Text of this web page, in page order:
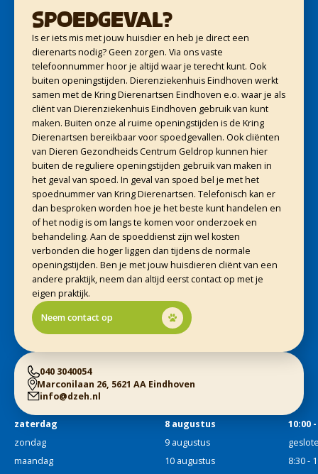
Spoedgeval?
Is er iets mis met jouw huisdier en heb je direct een
dierenarts nodig? Geen zorgen. Via ons vaste
telefoonnummer hoor je altijd waar je terecht kunt. Ook
buiten openingstijden. Dierenziekenhuis Eindhoven werkt
samen met de Kring Dierenartsen Eindhoven e.o. waar je als
cliënt van Dierenziekenhuis Eindhoven gebruik van kunt
maken. Buiten onze al ruime openingstijden is de Kring
Dierenartsen bereikbaar voor spoedgevallen. Ook cliënten
van Dieren Gezondheids Centrum Geldrop kunnen hier
buiten de reguliere openingstijden gebruik van maken in
het geval van spoed. In geval van spoed bel je met het
spoednummer van Kring Dierenartsen. Telefonisch kan er
dan besproken worden hoe je het beste kunt handelen en
of het nodig is om langs te komen voor onderzoek en
behandeling. Aan de spoeddienst zijn wel kosten
verbonden die hoger liggen dan tijdens de normale
openingstijden. Ben je met jouw huisdieren cliënt van een
andere praktijk, neem dan altijd eerst contact op met je
eigen praktijk.
Neem contact op
040 3040054
Marconilaan 26, 5621 AA Eindhoven
info@dzeh.nl
zaterdag 8 augustus
10:00
zondag
9 augustus
maandag
10 augustus
8:30 -